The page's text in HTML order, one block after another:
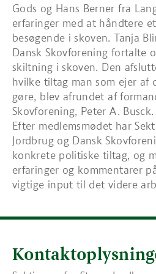
Gods og Hans Berner fra
erfaringer med at håndtere
besøgende i skoven. Tanja
Dansk Skovforening fortalte
skiltning i skoven. Den
hvilke tiltag man som ejer af
gøre, blev afrundet af
Skovforening, Peter A. Busck.
Efter medlemsmødet har
Jordbrug og Dansk
konkrete politiske tiltag, og
erfaringer og kommentarer
vigtige input til det videre